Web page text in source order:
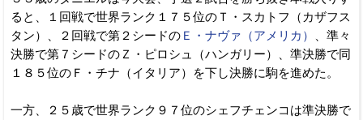
ると、１回戦で世界ランク１７５位のＴ・スカトフ（カザフス
タン）、２回戦で第２シードの Ｅ・ナヴァ（アメリカ）
、準々
決勝で第７シードのＺ・ピロシュ（ハンガリー）、準決勝で同
１８５位のＦ・チナ（イタリア）を下し決勝に駒を進めた。
一方、２５歳で世界ランク９７位のシェフチェンコは準決勝で